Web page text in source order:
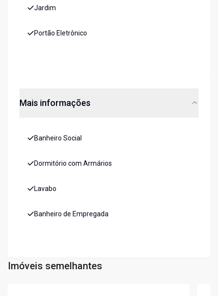
Jardim
Portão Eletrônico
Mais informações
Banheiro Social
Dormitório com Armários
Lavabo
Banheiro de Empregada
Imóveis semelhantes